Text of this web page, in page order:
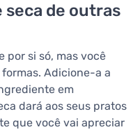
seca de outras
por si só, mas você
Adicione-a a
em
dará aos seus pratos
que você vai apreciar